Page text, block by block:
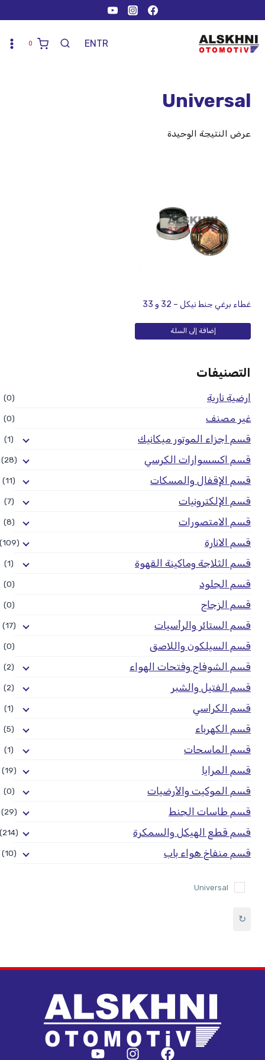
TR
EN
0
Universal
عرض النتيجة الوحيدة
غطاء برغي جنط نيكل – 32 و 33
إضافة إلى السلة
التصنيفات
ارضية نارية (0)
غير مصنف (0)
قسم اجزاء الموتور ميكانيك (1)
قسم اكسسوارات الكرسي (28)
قسم الإقفال والمسكات (11)
قسم الإلكترونيات (7)
قسم الامتصورات (8)
قسم الانارة (109)
قسم الثلاجة وماكينة القهوة (1)
قسم الجلود (0)
قسم الزجاج (0)
قسم الستائر والرأسيات (17)
قسم السيلكون واللاصق (0)
قسم الشوفاج وفتحات الهواء (2)
قسم الفتيل والشبر (2)
قسم الكراسي (1)
قسم الكهرباء (5)
قسم الماسحات (1)
قسم المرايا (19)
قسم الموكيت والأرضيات (0)
قسم طاسات الجنط (29)
قسم قطع الهيكل والسمكرة (214)
قسم منفاخ هواء باب (10)
Universal
↻